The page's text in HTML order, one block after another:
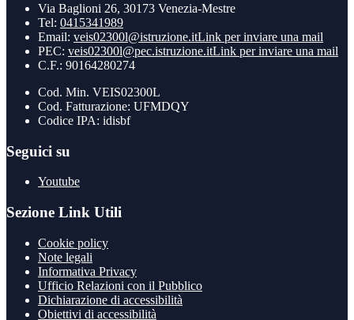
Via Baglioni 26, 30173 Venezia-Mestre
Tel: 0415341989
Email: veis02300l@istruzione.itLink per inviare una mail
PEC: veis02300l@pec.istruzione.itLink per inviare una mail
C.F.: 90164280274
Cod. Min. VEIS02300L
Cod. Fatturazione: UFMDQY
Codice IPA: idisbf
Seguici su
Youtube
Sezione Link Utili
Cookie policy
Note legali
Informativa Privacy
Ufficio Relazioni con il Pubblico
Dichiarazione di accessibilità
Obiettivi di accessibilità